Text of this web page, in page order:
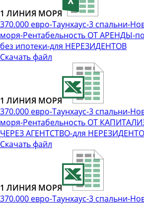
1 ЛИНИЯ МОРЯ
370.000 евро-Таунхаус-3 спальни-
моря-Рентабельность ОТ АРЕНДЫ-
без ипотеки-для НЕРЕЗИДЕНТОВ
Скачать файл
1 ЛИНИЯ МОРЯ
370.000 евро-Таунхаус-3 спальни-
моря-Рентабельность ОТ
ЧЕРЕЗ АГЕНТСТВО-для
Скачать файл
1 ЛИНИЯ МОРЯ
370.000 евро-Таунхаус-3 спальни-